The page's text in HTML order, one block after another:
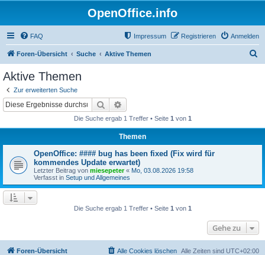
OpenOffice.info
FAQ Anmelden
Registrieren
Impressum
Foren-Übersicht Suche Aktive Themen
Aktive Themen
Zur erweiterten Suche
Suche
Die Suche ergab 1 Treffer • Seite 1 von 1
Themen
OpenOffice: #### bug has been fixed (Fix wird für
kommendes Update erwartet)
Letzter Beitrag von miesepeter« Mo, 03.08.2026 19:58
Verfasst in Setup und Allgemeines
Die Suche ergab 1 Treffer • Seite 1 von 1
Gehe zu
Foren-Übersicht Alle Zeiten sind UTC+02:00
Alle Cookies löschen